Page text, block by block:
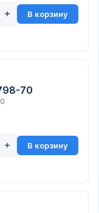
+ В корзину
70
+ В корзину